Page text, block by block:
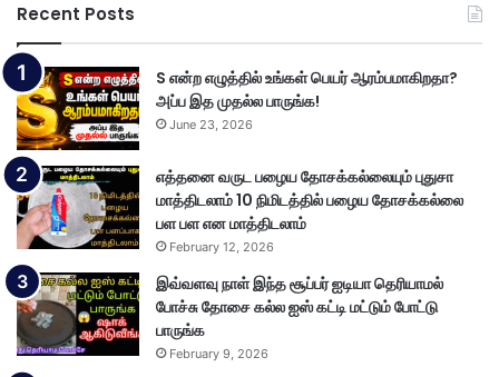
Recent Posts
S என்ற எழுத்தில் உங்கள் பெயர் ஆரம்பமாகிறதா?
அப்ப இத முதல்ல பாருங்க!
June 23, 2026
எத்தனை வருட பழைய தோசக்கல்லையும் புதுசா
மாத்திடலாம் 10 நிமிடத்தில் பழைய தோசக்கல்லை
பள பள என மாத்திடலாம்
February 12, 2026
இவ்வளவு நாள் இந்த சூப்பர் ஐடியா தெரியாமல்
போச்சு தோசை கல்ல ஐஸ் கட்டி மட்டும் போட்டு
பாருங்க
February 9, 2026